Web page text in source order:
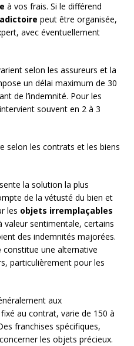
à vos frais. Si le différend
peut être organisée,
avec éventuellement
selon les assureurs et la
un délai maximum de 30
de l’indemnité. Pour les
souvent en 2 à 3
selon les contrats et les biens
la solution la plus
de la vétusté du bien et
les objets irremplaçables
valeur sentimentale, certains
des indemnités majorées.
constitue une alternative
particulièrement pour les
aux
au contrat, varie de 150 à
franchises spécifiques,
les objets précieux.